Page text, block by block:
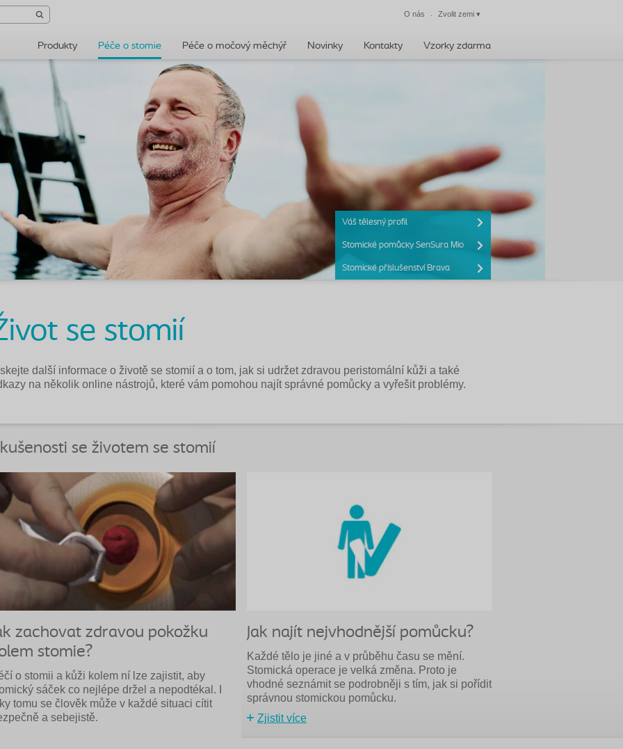
Zavřít
O nás Zvolit zemi ▾
Produkty Péče o stomie Péče o močový měchýř Novinky ​Kontakty Vzorky zdarma
Váš tělesný profil
Stomické pomůcky SenSura Mio
Stomické příslušenství Brava
se stomií
další informace o životě se stomií a o tom, jak si udržet zdravou peristomální kůži a také
na několik online nástrojů, které vám pomohou najít správné pomůcky a vyřešit problémy.
se životem se stomií
zachovat zdravou pokožku
stomie?
o stomii a kůži kolem ní lze zajistit, aby
sáček co nejlépe držel a nepodtékal. I
tomu se člověk může v každé situaci cítit
a sebejistě.
Jak najít nejvhodnější pomůcku?
Každé tělo je jiné a v průběhu času se mění.
Stomická operace je velká změna. Proto je
vhodné seznámit se podrobněji s tím, jak si pořídit
správnou stomickou pomůcku.
Zjistit více